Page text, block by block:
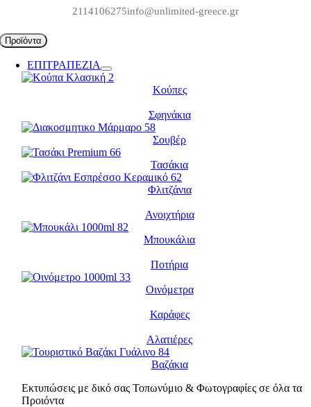
περιεχόμενο
2114106275info@unlimited-greece.gr
Προϊόντα
ΕΠΙΤΡΑΠΕΖΙΑ
Κούπες
Σφηνάκια
Σουβέρ
Τασάκια
Φλιτζάνια
Ανοιχτήρια
Μπουκάλια
Ποτήρια
Οινόμετρα
Καράφες
Αλατιέρες
Βαζάκια
Εκτυπώσεις με δικό σας Τοπωνύμιο & Φωτογραφίες σε όλα τα
Προιόντα